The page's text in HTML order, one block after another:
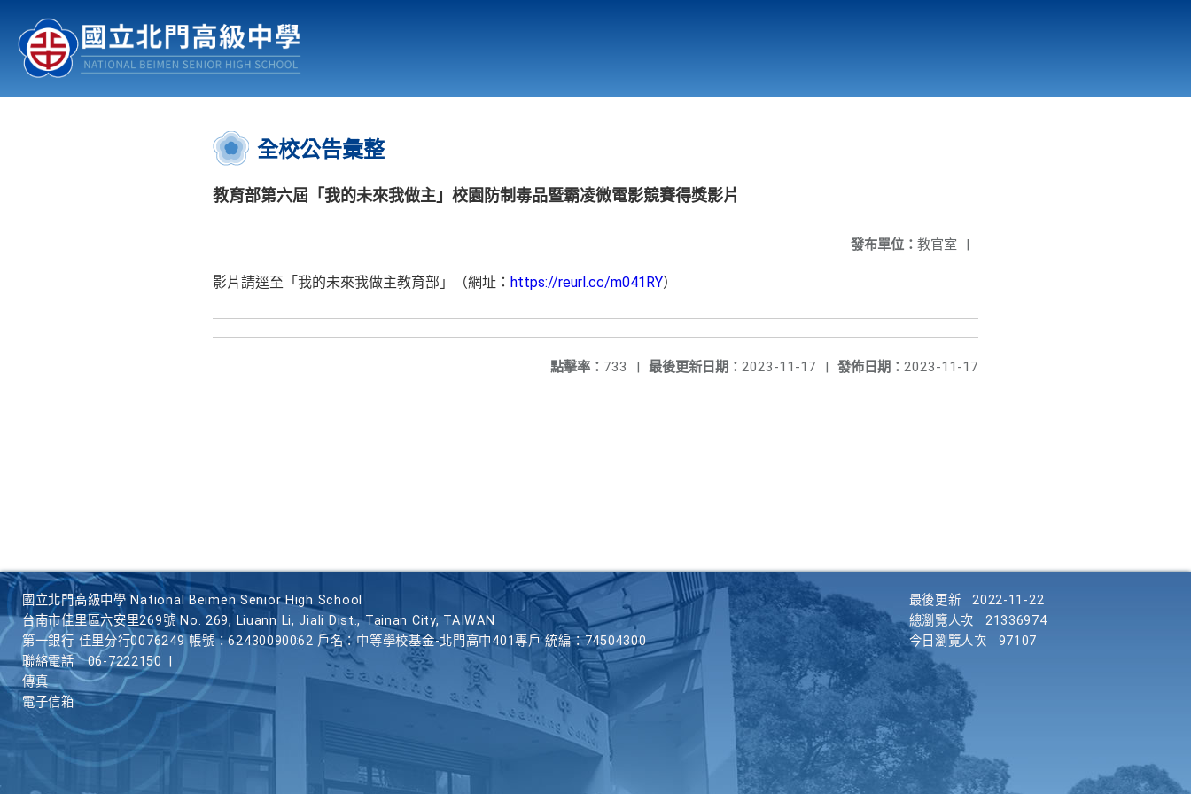
認識北中 行事曆
:::
全校公告彙整
教育部第六屆「我的未來我做主」校園防制毒品暨霸凌微電影競賽得獎影片
發布單位： 教官室 |
影片請逕至「我的未來我做主教育部」（網址： https://reurl.cc/m041RY）
發佈日期： 2023-11-17
最後更新日期： 2023-11-17 |
點擊率： 733 |
國立北門高級中學 National Beimen Senior High School
台南市佳里區六安里269號 No. 269, Liuann Li, Jiali Dist., Tainan City, TAIWAN
第一銀行 佳里分行0076249 帳號：62430090062 戶名：中等學校基金-北門高中401專戶 統編：74504300
聯絡電話
06-7222150
傳真
電子信箱
最後更新
2022-11-22
總瀏覽人次
21336974
今日瀏覽人次
97107